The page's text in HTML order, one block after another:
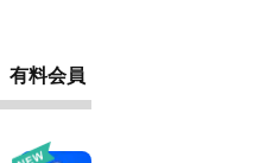
有料会員